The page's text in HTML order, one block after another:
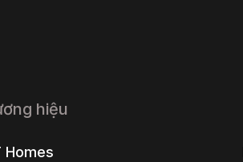
hiệu
Homes